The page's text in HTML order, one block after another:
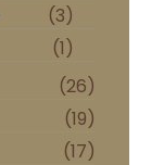
(3)
(1)
(26)
(19)
(17)